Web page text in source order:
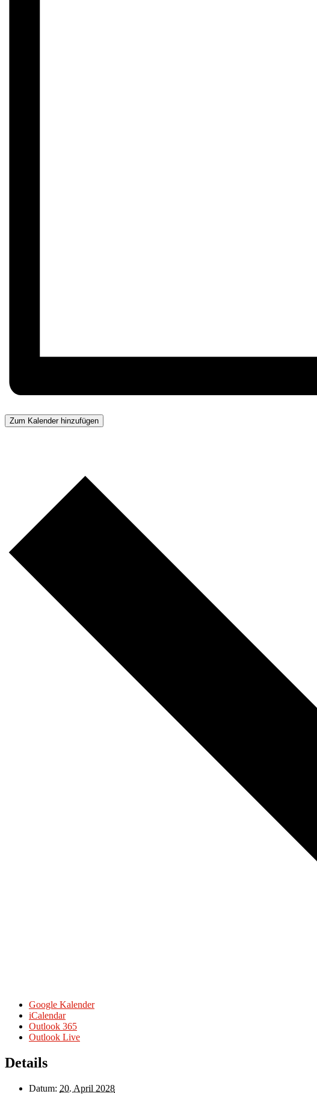
Zum Kalender hinzufügen
Google Kalender
iCalendar
Outlook 365
Outlook Live
Details
Datum: 20. April 2028